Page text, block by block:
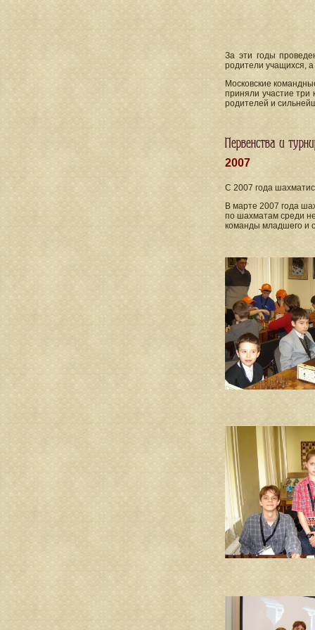
За эти годы
родители учащихся, а
Московские
приняли участие три
родителей и
Первенства и
2007
С 2007 года
В марте 2007 года
по шахматам среди
команды младшего и